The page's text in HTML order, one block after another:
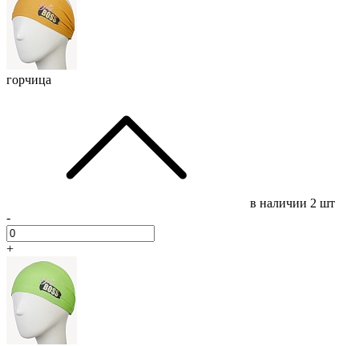
горчица
в наличии 2 шт
-
+